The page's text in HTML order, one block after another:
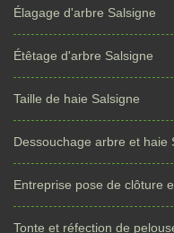
Élagage d'arbre Salsigne
Étêtage d'arbre Salsigne
Taille de haie Salsigne
Dessouchage arbre et haie
Entreprise pose de clôture
Tonte et réfection de